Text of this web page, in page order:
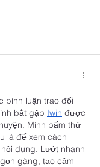
bình luận trao đổi
bắt gặp Iwin được
Mình bấm thử
là để xem cách
dung. Lướt nhanh
gàng, tạo cảm